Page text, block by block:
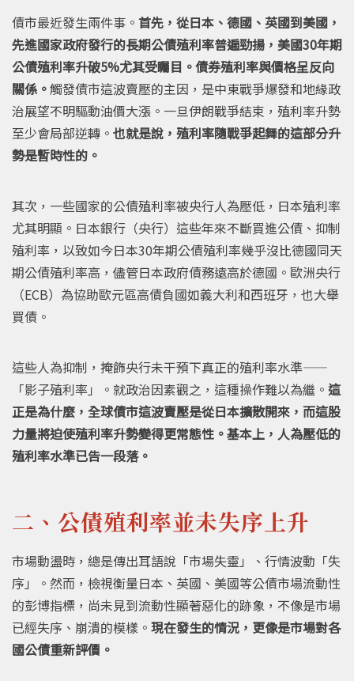
債市最近發生兩件事。 首先，從日本、德國、英國到美國，
先進國家政府發行的長期公債殖利率普遍勁揚，美國30年期
公債殖利率升破5%尤其受矚目。債券殖利率與價格呈反向
關係。觸發債市這波賣壓的主因，是中東戰爭爆發和地緣政
治展望不明驅動油價大漲。一旦伊朗戰爭結束，殖利率升勢
至少會局部逆轉。 也就是說，殖利率隨戰爭起舞的這部分升
勢是暫時性的。
其次，一些國家的公債殖利率被央行人為壓低，日本殖利率
尤其明顯。日本銀行（央行）這些年來不斷買進公債、抑制
殖利率，以致如今日本30年期公債殖利率幾乎沒比德國同天
期公債殖利率高，儘管日本政府債務遠高於德國。歐洲央行
（ECB）為協助歐元區高債負國如義大利和西班牙，也大舉
買債。
這些人為抑制，掩飾央行未干預下真正的殖利率水準——
「影子殖利率」。就政治因素觀之，這種操作難以為繼。 這
正是為什麼，全球債市這波賣壓是從日本擴散開來，而這股
力量將迫使殖利率升勢變得更常態性。基本上，人為壓低的
殖利率水準已告一段落。
二、公債殖利率並未失序上升
市場動盪時，總是傳出耳語說「市場失靈」、行情波動「失
序」。然而，檢視衡量日本、英國、美國等公債市場流動性
的彭博指標，尚未見到流動性顯著惡化的跡象，不像是市場
已經失序、崩潰的模樣。 現在發生的情況，更像是市場對各
國公債重新評價。